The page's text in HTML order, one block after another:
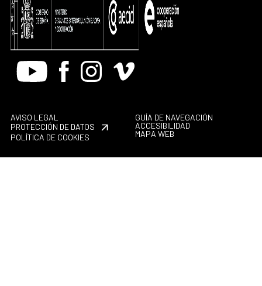
Youtube FacebookInstagram
Vimeo
AVISO LEGAL
PROTECCIÓN DE DATOS
POLÍTICA DE COOKIES
GUÍA DE NAVEGACIÓN
ACCESIBILIDAD
MAPA WEB